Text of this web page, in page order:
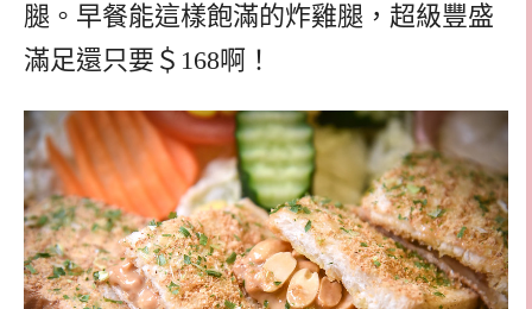
腿。早餐能這樣飽滿的炸雞腿，超級豐盛
滿足還只要＄168啊！